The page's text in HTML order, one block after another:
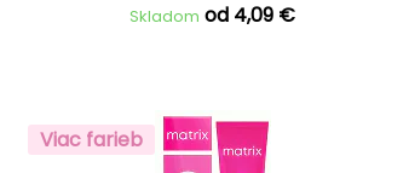
Skladom od 4,09 €
Viac farieb